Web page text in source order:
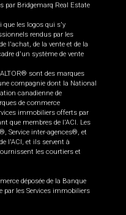
par Bridgemarq Real Estate
que les logos qui s'y
rendus par les
l'achat, de la vente et de la
d'un système de vente
sont des marques
compagnie dont la National
canadienne de
de commerce
immobiliers offerts par
que membres de l'ACI. Les
Service inter-agences®, et
l'ACI, et ils servent à
les courtiers et
déposée de la Banque
par les Services immobiliers